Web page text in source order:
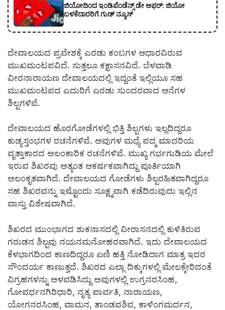
ಜಿಯೋದಿಂದ ಇಂಡಿಪೆಂಡೆನ್ಸ್ ಡೇ ಆಫರ್: ಜಿಯೋ
ಬಳಕೆದಾರರಿಗೆ ಗುಡ್ ನ್ಯೂಸ್
ದೇವಾಲಯದ ಪ್ರವೇಶಕ್ಕೆ ಎರಡು ಕಂಬಗಳ ಆಧಾರವಿರುವ
ಮುಖಮಂಟಪವಿದೆ. ಸುತ್ತಲೂ ಕಕ್ಷಾಸನವಿದೆ. ಬೆಳವಾಡಿ
ವೀರನಾರಾಯಣ ದೇವಾಲಯದಲ್ಲಿ ಇದ್ದಂತೆ ಇಲ್ಲಿಯೂ ಸಹ
ಮುಖಮಂಟಪದ ಎದುರಿಗೆ ಎರಡು ಸುಂದರವಾದ ಆನೆಗಳ
ಶಿಲ್ಪಗಳಿವೆ.
ದೇವಾಲಯದ ಹೊರಗೋಡೆಗಳಲ್ಲಿ ಭಿತ್ತಿ ಶಿಲ್ಪಗಳು ಇಲ್ಲದಿದ್ದರೂ
ಕುಡ್ಯಸ್ತಂಭಗಳ ರಚನೆಗಳಿವೆ. ಅವುಗಳ ಮಧ್ಯೆ ಪದ್ಮ ಮಾದರಿಯ
ವೃತ್ತಾಕಾರದ ಅಲಂಕಾರಿಕ ರಚನೆಗಳಿವೆ. ಮುಖ್ಯ ಗರ್ಭಗುಡಿಯ ಮೇಲೆ
ಇರುವ ಶಿಖರವು ಅತ್ಯಂತ ಆಕರ್ಷಕವಾಗಿದ್ದು ಪೂರ್ತಿಯಾಗಿ
ಅಲಂಕೃತವಾಗಿದೆ. ದೇವಾಲಯದ ಗೋಡೆಗಳು ಶಿಲ್ಪರಹಿತವಾಗಿದ್ದರೂ
ಸಹ ಶಿಖರವನ್ನು ಇಷ್ಟೊಂದು ಸೂಕ್ಷ್ಮವಾಗಿ ಕಡೆದಿರುವುದು ಇಲ್ಲಿನ
ವಾಸ್ತು ವಿಶೇಷವಾಗಿದೆ.
ಶಿಖರದ ಮುಂಭಾಗದ ಶುಕನಾಸದಲ್ಲಿ ವೀರಾಸನದಲ್ಲಿ ಕುಳಿತಿರುವ
ಗರುಡನ ಶಿಲ್ಪವು ನಯನಮನೋಹರವಾಗಿದೆ. ಇದು ದೇವಾಲಯದ
ಕೆಳಭಾಗದಿಂದ ಕಾಣದಿದ್ದರೂ ಏಣಿ ಹತ್ತಿ ನೋಡಿದಾಗ ಮಾತ್ರ ಇದರ
ಸೌಂದರ್ಯ ಕಾಣುತ್ತದೆ. ಶಿಖರದ ಎಲ್ಲಾ ದಿಕ್ಕುಗಳಲ್ಲಿ ಮೇಲಕ್ಕೇರಿದಂತೆ
ವಿಗ್ರಹಗಳನ್ನು ಅಳವಡಿಸಿದ್ದು ಅವುಗಳಲ್ಲಿ ಉಗ್ರನರಸಿಂಹ,
ಗೋವರ್ಧನಗಿರಿಧಾರಿ, ನೃತ್ಯ ಪಾರ್ವತಿ, ನಾರಾಯಣ,
ಯೋಗನರಸಿಂಹ, ವಾಮನ, ತಾಂಡವಶಿವ, ಕಾಳಿಂಗಮರ್ದನ,